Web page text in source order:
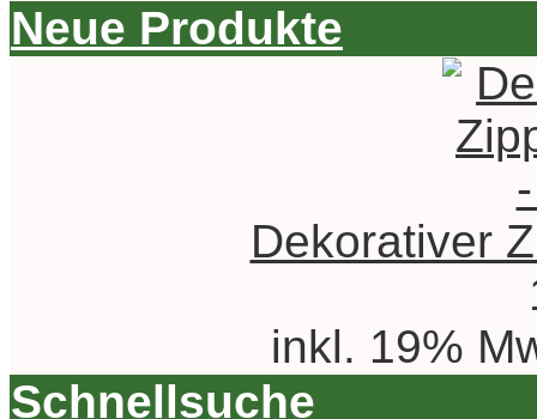
Neue Produkte
Dekorativer
inkl. 19%
Schnellsuche